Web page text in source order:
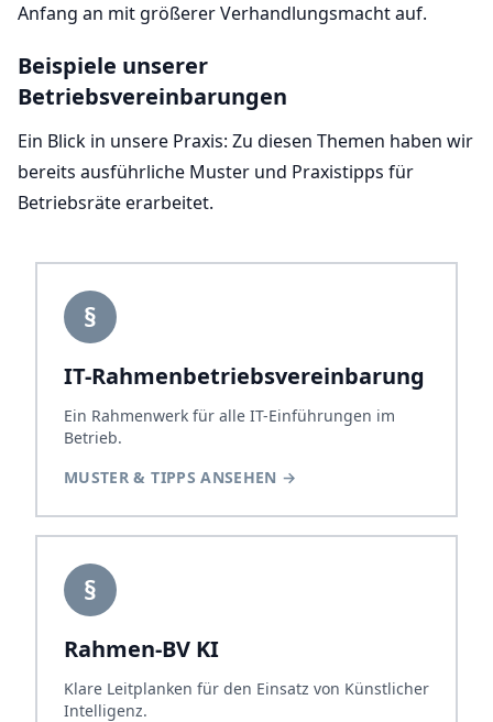
Anfang an mit größerer Verhandlungsmacht auf.
Beispiele unserer
Betriebsvereinbarungen
Ein Blick in unsere Praxis: Zu diesen Themen haben wir
bereits ausführliche Muster und Praxistipps für
Betriebsräte erarbeitet.
§
IT-Rahmen­betriebs­verein­barung
Ein Rahmenwerk für alle IT-Einführungen im
Betrieb.
MUSTER & TIPPS ANSEHEN →
§
Rahmen-BV KI
Klare Leitplanken für den Einsatz von Künstlicher
Intelligenz.